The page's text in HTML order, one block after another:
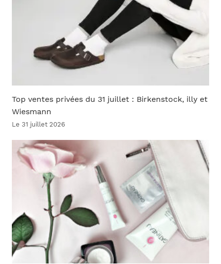
Top ventes privées du 31 juillet : Birkenstock, illy et
Wiesmann
Le 31 juillet 2026